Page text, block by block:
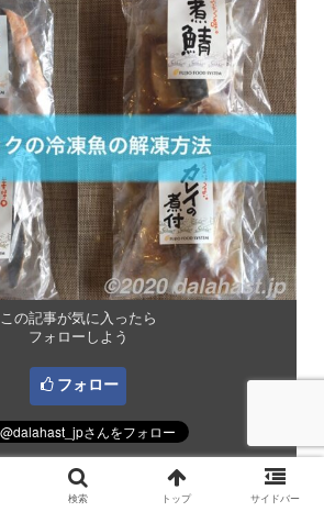
この記事が気に入ったら
フォローしよう
フォロー
最新情報をお届けします。
検索 トップ サイドバー